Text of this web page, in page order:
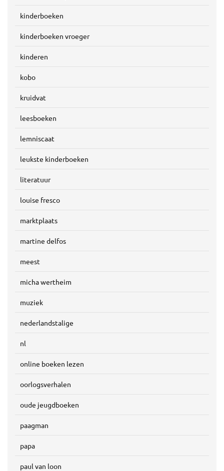
kinderboeken
kinderboeken vroeger
kinderen
kobo
kruidvat
leesboeken
lemniscaat
leukste kinderboeken
literatuur
louise fresco
marktplaats
martine delfos
meest
micha wertheim
muziek
nederlandstalige
nl
online boeken lezen
oorlogsverhalen
oude jeugdboeken
paagman
papa
paul van loon